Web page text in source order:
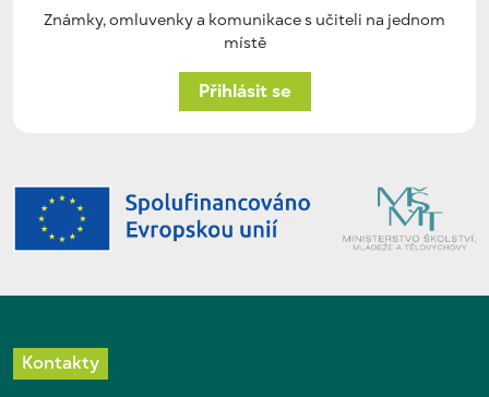
Známky, omluvenky a komunikace s učiteli na jednom
místě
Přihlásit se
Kontakty